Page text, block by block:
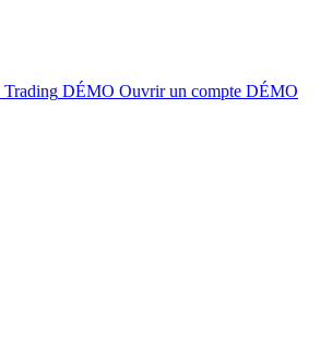
Trading DÉMO Ouvrir un compte DÉMO